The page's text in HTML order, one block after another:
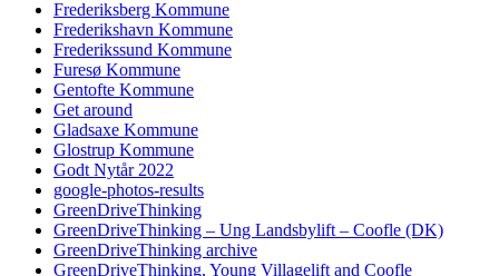
Frederiksberg Kommune
Frederikshavn Kommune
Frederikssund Kommune
Furesø Kommune
Gentofte Kommune
Get around
Gladsaxe Kommune
Glostrup Kommune
Godt Nytår 2022
google-photos-results
GreenDriveThinking
GreenDriveThinking – Ung Landsbylift – Coofle (DK)
GreenDriveThinking archive
GreenDriveThinking, Young Villagelift and Coofle